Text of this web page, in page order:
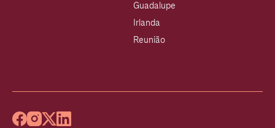
Guadalupe
Irlanda
Reunião